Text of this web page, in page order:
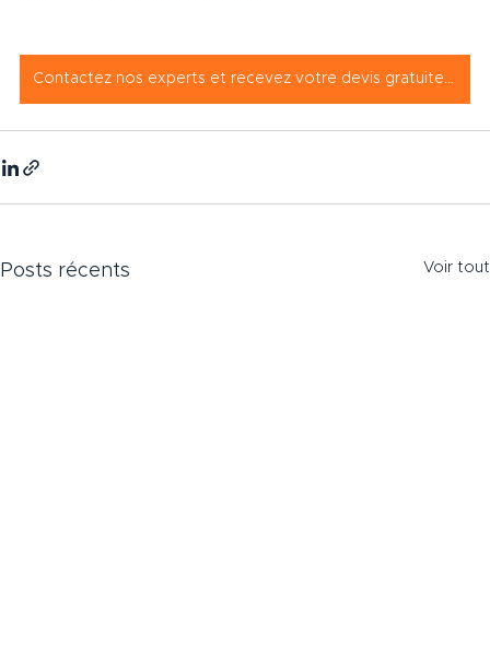
Contactez nos experts et recevez votre devis gratuitement
Posts récents Voir tout